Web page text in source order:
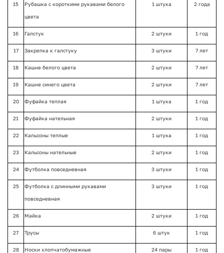
15 Рубашка с короткими рукавами белого
цвета
1 штука 2 года
16 Галстук 2 штуки 1 год
17 Закрепка к галстуку 3 штуки 7 лет
18 Кашне белого цвета 2 штуки 7 лет
19 Кашне синего цвета 2 штуки 7 лет
20 Фуфайка теплая 1 штука 1 год
21 Фуфайка нательная 2 штуки 1 год
22 Кальсоны теплые 1 штука 1 год
23 Кальсоны нательные 2 штуки 1 год
24 Футболка повседневная 3 штуки 1 год
25 Футболка с длинными рукавами
повседневная
3 штуки 1 год
26 Майка 2 штуки 1 год
27 Трусы 6 штук 1 год
28 Носки хлопчатобумажные 24 пары 1 год